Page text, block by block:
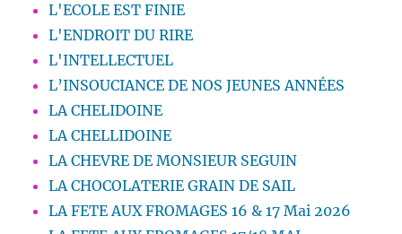
L'ECOLE EST FINIE
L'ENDROIT DU RIRE
L'INTELLECTUEL
L’INSOUCIANCE DE NOS JEUNES ANNÉES
LA CHELIDOINE
LA CHELLIDOINE
LA CHEVRE DE MONSIEUR SEGUIN
LA CHOCOLATERIE GRAIN DE SAIL
LA FETE AUX FROMAGES 16 & 17 Mai 2026